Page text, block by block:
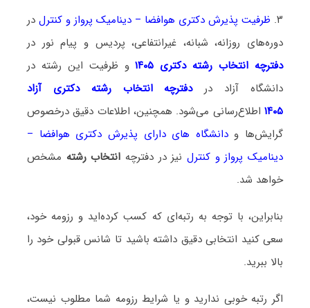
۳. ظرفیت پذیرش دکتری هوافضا – دینامیک پرواز و کنترل در
دوره‌های روزانه، شبانه، غیرانتفاعی، پردیس و پیام نور در
دفترچه انتخاب رشته دکتری ۱۴۰۵
و ظرفیت این رشته در
دانشگاه آزاد دردفترچه انتخاب رشته دکتری آزاد
۱۴۰۵ اطلاع‌رسانی می‌شود. همچنین، اطلاعات دقیق درخصوص
گرایش‌ها ودانشگاه‌ های دارای پذیرش دکتری هوافضا –
دینامیک پرواز و کنترلنیز در دفترچه انتخاب رشته مشخص
خواهد شد.
بنابراین، با توجه به رتبه‌ای که کسب کرده‌اید و رزومه خود،
سعی کنید انتخابی دقیق داشته باشید تا شانس قبولی خود را
بالا ببرید.
اگر رتبه خوبی ندارید و یا شرایط رزومه شما مطلوب نیست،